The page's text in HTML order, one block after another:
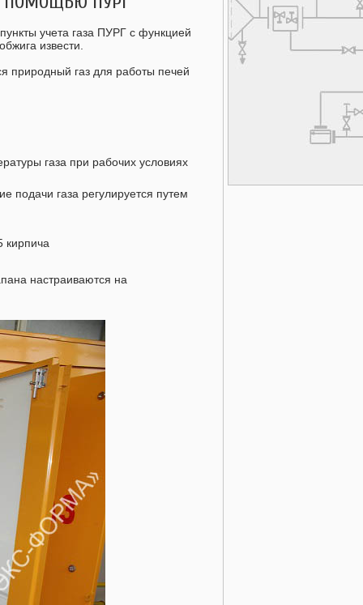
учета газа ПУРГ с функцией
извести.
природный газ для работы печей
газа при рабочих условиях
подачи газа регулируется путем
кирпича
настраиваются на